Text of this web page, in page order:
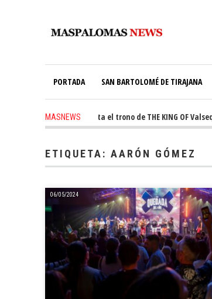
PORTADA SAN BARTOLOMÉ DE TIRAJANA
MASNEWS
Ale Martín conquista el trono de THE KING OF
ETIQUETA: AARÓN GÓMEZ
06/05/2024